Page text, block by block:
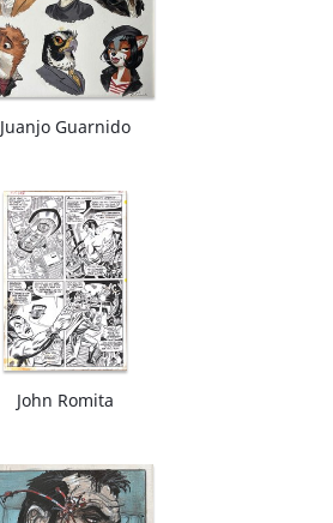
Juanjo Guarnido
John Romita